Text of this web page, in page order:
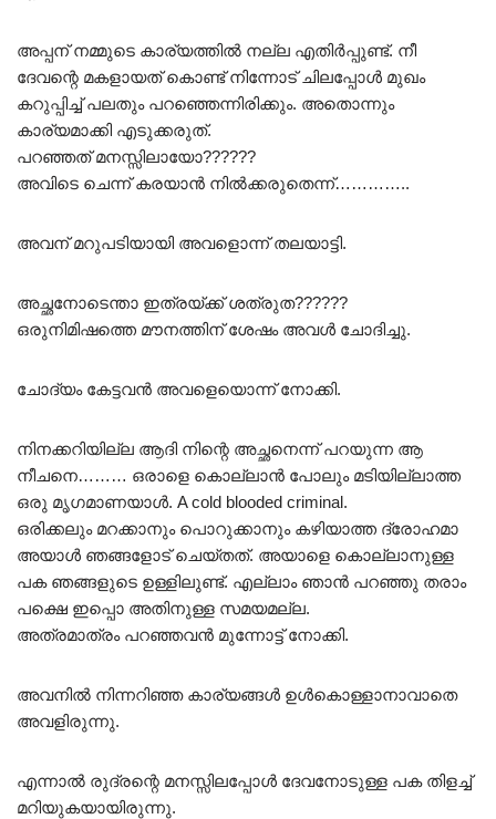
അപ്പന് നമ്മുടെ കാര്യത്തിൽ നല്ല എതിർപ്പുണ്ട്. നീ
ദേവന്റെ മകളായത് കൊണ്ട് നിന്നോട് ചിലപ്പോൾ മുഖം
കറുപ്പിച്ച് പലതും പറഞ്ഞെന്നിരിക്കും. അതൊന്നും
കാര്യമാക്കി എടുക്കരുത്.
പറഞ്ഞത് മനസ്സിലായോ??????
അവിടെ ചെന്ന് കരയാൻ നിൽക്കരുതെന്ന്…………..
അവന് മറുപടിയായി അവളൊന്ന് തലയാട്ടി.
അച്ഛനോടെന്താ ഇത്രയ്ക്ക് ശത്രുത??????
ഒരുനിമിഷത്തെ മൗനത്തിന് ശേഷം അവൾ ചോദിച്ചു.
ചോദ്യം കേട്ടവൻ അവളെയൊന്ന് നോക്കി.
നിനക്കറിയില്ല ആദി നിന്റെ അച്ഛനെന്ന് പറയുന്ന ആ
നീചനെ……… ഒരാളെ കൊല്ലാൻ പോലും മടിയില്ലാത്ത
ഒരു മൃഗമാണയാൾ. A cold blooded criminal.
ഒരിക്കലും മറക്കാനും പൊറുക്കാനും കഴിയാത്ത ദ്രോഹമാ
അയാൾ ഞങ്ങളോട് ചെയ്തത്. അയാളെ കൊല്ലാനുള്ള
പക ഞങ്ങളുടെ ഉള്ളിലുണ്ട്. എല്ലാം ഞാൻ പറഞ്ഞു തരാം
പക്ഷെ ഇപ്പൊ അതിനുള്ള സമയമല്ല.
അത്രമാത്രം പറഞ്ഞവൻ മുന്നോട്ട് നോക്കി.
അവനിൽ നിന്നറിഞ്ഞ കാര്യങ്ങൾ ഉൾകൊള്ളാനാവാതെ
അവളിരുന്നു.
എന്നാൽ രുദ്രന്റെ മനസ്സിലപ്പോൾ ദേവനോടുള്ള പക തിളച്ച്
മറിയുകയായിരുന്നു.